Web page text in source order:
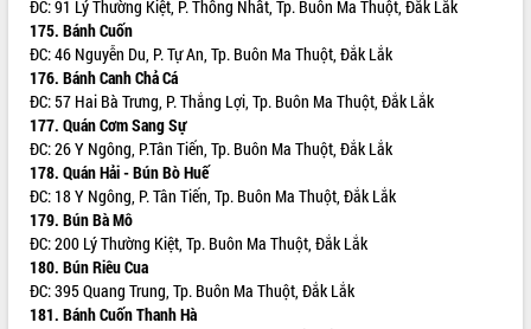
vốn đầu tư công năm 2025
Sở Công Thương đột phá số hóa 100%
thủ tục trực tuyến lấy sự hài lòng của
doanh nghiệp làm thước đo phục vụ
Đảm bảo công tác bầu cử triển khai
đúng tiến độ, quy trình theo luật định
Ban Tuyên giáo và Dân vận Trung ương
tập huấn công tác khoa giáo năm 2025
Đắk Lắk hưởng ứng Ngày Pháp luật
Việt Nam 2025 và biểu dương 25 tập
thể, cá nhân tiêu biểu
Hội nghị lần thứ nhất Ban Chỉ đạo
công tác bầu cử tỉnh Đắk Lắk
ĐC: 91 Lý Thường Kiệt, P. Thống Nhất, Tp. Buôn Ma Thuột, Đắk Lắk
175. Bánh Cuốn
ĐC: 46 Nguyễn Du, P. Tự An, Tp. Buôn Ma Thuột, Đắk Lắk
176. Bánh Canh Chả Cá
ĐC: 57 Hai Bà Trưng, P. Thắng Lợi, Tp. Buôn Ma Thuột, Đắk Lắk
177. Quán Cơm Sang Sự
ĐC: 26 Y Ngông, P.Tân Tiến, Tp. Buôn Ma Thuột, Đắk Lắk
178. Quán Hải - Bún Bò Huế
ĐC: 18 Y Ngông, P. Tân Tiến, Tp. Buôn Ma Thuột, Đắk Lắk
179. Bún Bà Mô
ĐC: 200 Lý Thường Kiệt, Tp. Buôn Ma Thuột, Đắk Lắk
180. Bún Riêu Cua
ĐC: 395 Quang Trung, Tp. Buôn Ma Thuột, Đắk Lắk
181. Bánh Cuốn Thanh Hà